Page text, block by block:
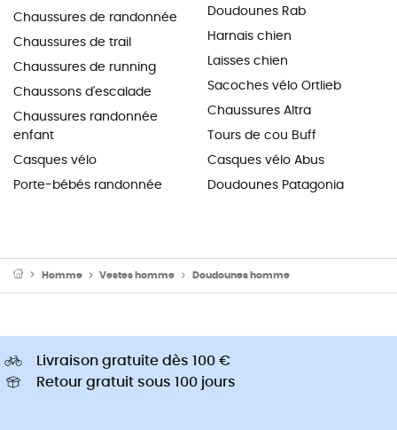
Chaussures de randonnée
Chaussures de trail
Chaussures de running
Chaussons d'escalade
Chaussures randonnée
enfant
Casques vélo
Porte-bébés randonnée
Doudounes Rab
Harnais chien
Laisses chien
Sacoches vélo Ortlieb
Chaussures Altra
Tours de cou Buff
Casques vélo Abus
Doudounes Patagonia
Homme Vestes homme Doudounes homme
Livraison gratuite dès 100 €
Retour gratuit sous 100 jours